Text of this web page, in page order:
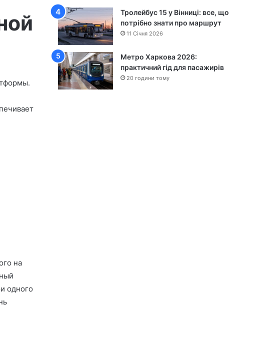
на
одного
Тролейбус 15 у Вінниці: все, що
потрібно знати про маршрут
11 Січня 2026
Метро Харкова 2026:
практичний гід для пасажирів
20 години тому